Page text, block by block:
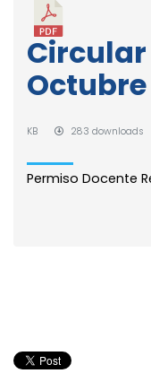
Circular
Octubre
KB 283 downloads
Permiso Docente